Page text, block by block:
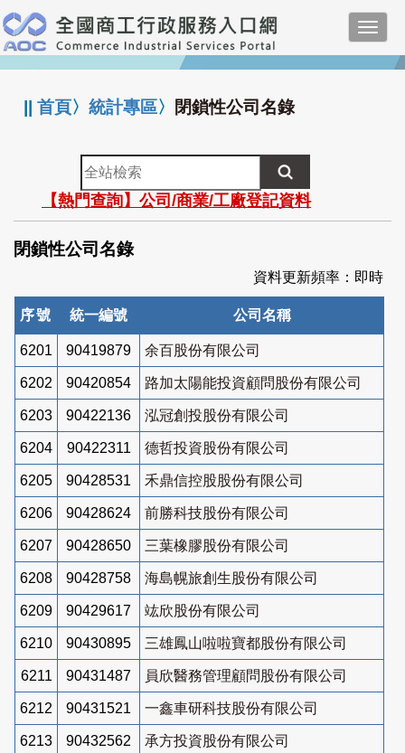
跳
到
主
要
:::
||首頁〉統計專區〉 閉鎖性公司名錄
全
站
檢
索
【熱門查詢】公司/商業/工廠登記資料
閉鎖性公司名錄
資料更新頻率：即時
序號 統一編號 公司名稱
6201 90419879 余百股份有限公司
6202 90420854 路加太陽能投資顧問股份有限公司
6203 90422136 泓冠創投股份有限公司
6204 90422311 德哲投資股份有限公司
6205 90428531 禾鼎信控股股份有限公司
6206 90428624 前勝科技股份有限公司
6207 90428650 三葉橡膠股份有限公司
6208 90428758 海島幌旅創生股份有限公司
6209 90429617 竑欣股份有限公司
6210 90430895 三雄鳳山啦啦寶都股份有限公司
6211 90431487 員欣醫務管理顧問股份有限公司
6212 90431521 一鑫車研科技股份有限公司
6213 90432562 承方投資股份有限公司